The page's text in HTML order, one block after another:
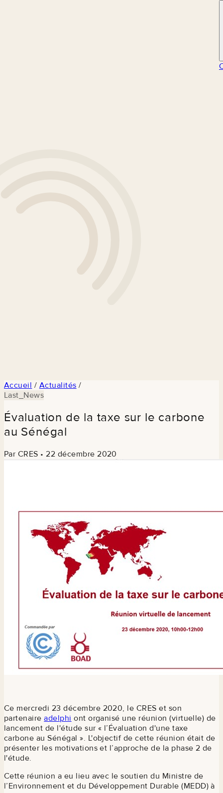
Accueil / Actualités /
Last_News
Évaluation de la taxe sur le carbone
au Sénégal
Par CRES • 22 décembre 2020
Ce mercredi 23 décembre 2020, le CRES et son
partenaireadelphi ont organisé une réunion (virtuelle) de
lancement de l'étude sur « l’Évaluation d'une taxe
carbone au Sénégal ». L'objectif de cette réunion était de
présenter les motivations et l’approche de la phase 2 de
l'étude.
Cette réunion a eu lieu avec le soutien du Ministre de
l’Environnement et du Développement Durable (MEDD) à